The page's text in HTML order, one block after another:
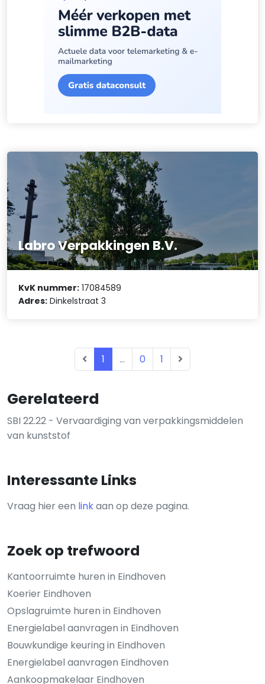
Gerelateerd
SBI 22.22 - Vervaardiging van verpakkingsmiddelen
van kunststof
Interessante Links
Vraag hier een linkaan op deze pagina.
Zoek op trefwoord
Kantoorruimte huren in Eindhoven
Koerier Eindhoven
Opslagruimte huren in Eindhoven
Energielabel aanvragen in Eindhoven
Bouwkundige keuring in Eindhoven
Energielabel aanvragen Eindhoven
Aankoopmakelaar Eindhoven
Labro Verpakkingen B.V.
KvK nummer: 17084589
Adres: Dinkelstraat 3
1 ... 0 1